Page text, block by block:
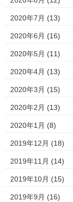
2020年7月 (13)
2020年6月 (16)
2020年5月 (11)
2020年4月 (13)
2020年3月 (15)
2020年2月 (13)
2020年1月 (8)
2019年12月 (18)
2019年11月 (14)
2019年10月 (15)
2019年9月 (16)